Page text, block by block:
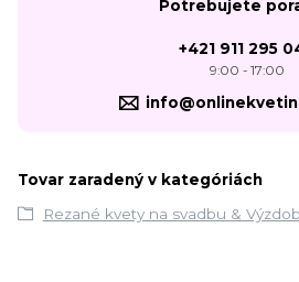
Potrebujete
+421 911 295
9:00 - 17:00
Tovar zaradený v kategóriách
Rezané kvety na svadbu &